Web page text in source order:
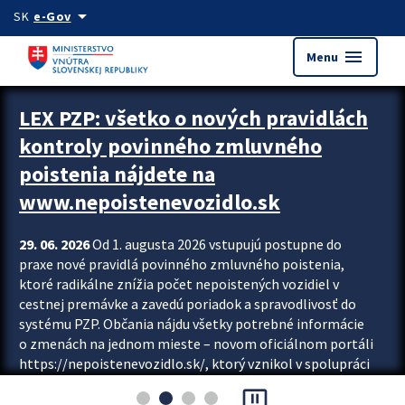
Preskocit na hlavný obsah
SK e-Govarrow_drop_down
Menu menu
Zastavit automatický posun upútavok
LEX PZP: všetko o nových pravidlách
kontroly povinného zmluvného
poistenia nájdete na
www.nepoistenevozidlo.sk
29. 06. 2026Od 1. augusta 2026 vstupujú postupne do
praxe nové pravidlá povinného zmluvného poistenia,
ktoré radikálne znížia počet nepoistených vozidiel v
cestnej premávke a zavedú poriadok a spravodlivosť do
systému PZP. Občania nájdu všetky potrebné informácie
o zmenách na jednom mieste – novom oficiálnom portáli
https://nepoistenevozidlo.sk/, ktorý vznikol v spolupráci